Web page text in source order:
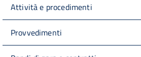
Attività e procedimenti
Provvedimenti